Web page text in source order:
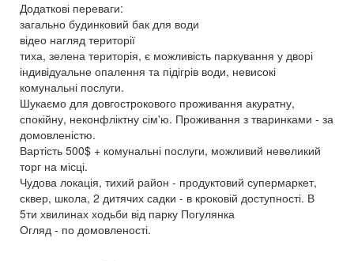
Додаткові переваги:
загально будинковий бак для води
відео нагляд території
тиха, зелена територія, є можливість паркування у дворі
індивідуальне опалення та підігрів води, невисокі
комунальні послуги.
Шукаємо для довгострокового проживання акуратну,
спокійну, неконфліктну сім'ю. Проживання з тваринками - за
домовленістю.
Вартість 500$ + комунальні послуги, можливий невеликий
торг на місці.
Чудова локація, тихий район - продуктовий супермаркет,
сквер, школа, 2 дитячих садки - в кроковій доступності. В
5ти хвилинах ходьби від парку Погулянка
Огляд - по домовленості.